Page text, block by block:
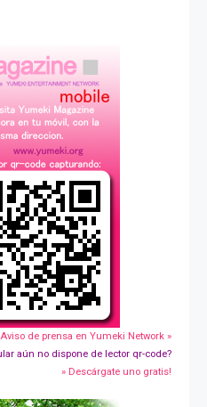
de prensa en Yumeki Network »
aún no dispone de lector qr-code?
» Descárgate uno gratis!